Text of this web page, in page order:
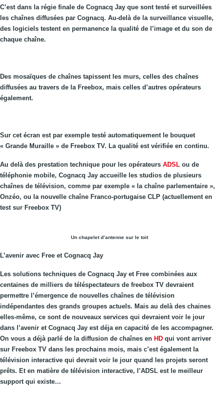
C’est dans la régie finale de Cognacq Jay que sont testé et surveillées
les chaînes diffusées par Cognacq. Au-delà de la surveillance visuelle,
des logiciels testent en permanence la qualité de l’image et du son de
chaque chaîne.
Des mosaïques de chaînes tapissent les murs, celles des chaînes
diffusées au travers de la Freebox, mais celles d’autres opérateurs
également.
Sur cet écran est par exemple testé automatiquement le bouquet
« Grande Muraille » de Freebox TV. La qualité est vérifiée en continu.
Au delà des prestation technique pour les opérateurs ADSL ou de
téléphonie mobile, Cognacq Jay accueille les studios de plusieurs
chaînes de télévision, comme par exemple « la chaîne parlementaire »,
Onzéo, ou la nouvelle chaîne Franco-portugaise CLP (actuellement en
test sur Freebox TV)
Un chapelet d’antenne sur le toit
L’avenir avec Free et Cognacq Jay
Les solutions techniques de Cognacq Jay et Free combinées aux
centaines de milliers de téléspectateurs de freebox TV devraient
permettre l’émergence de nouvelles chaînes de télévision
indépendantes des grands groupes actuels. Mais au delà des chaines
elles-même, ce sont de nouveaux services qui devraient voir le jour
dans l’avenir et Cognacq Jay est déja en capacité de les accompagner.
On vous a déjà parlé de la diffusion de chaînes en HD qui vont arriver
sur Freebox TV dans les prochains mois, mais c’est également la
télévision interactive qui devrait voir le jour quand les projets seront
prêts. Et en matière de télévision interactive, l’ADSL est le meilleur
support qui existe…